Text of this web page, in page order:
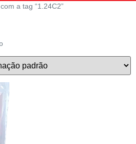
a tag “1.24C2”